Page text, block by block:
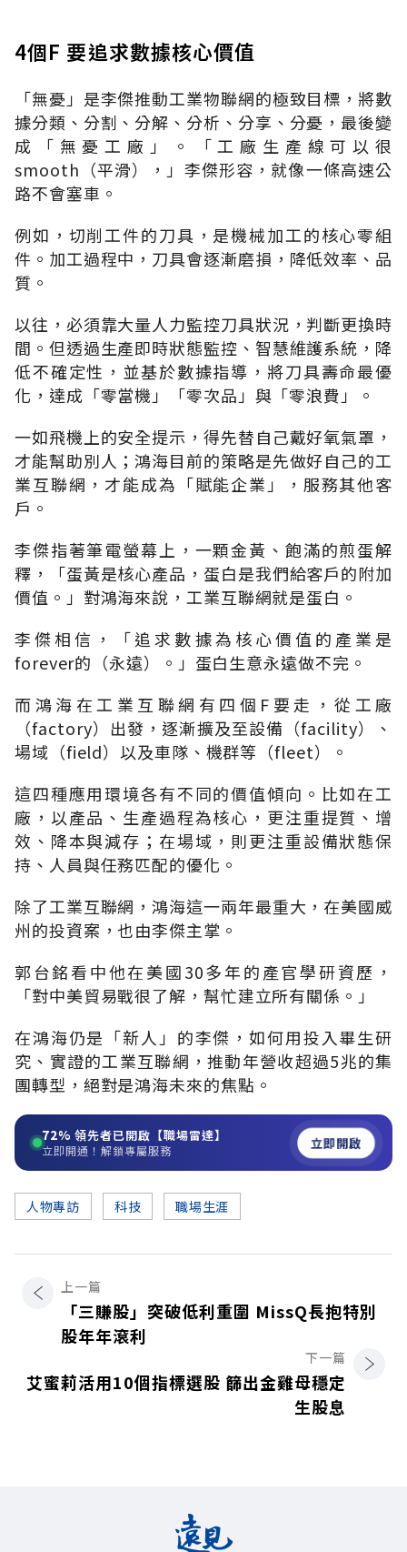
4個F 要追求數據核心價值
「無憂」是李傑推動工業物聯網的極致目標，將數
據分類、分割、分解、分析、分享、分憂，最後變
成「無憂工廠」。「工廠生產線可以很
smooth（平滑），」李傑形容，就像一條高速公
路不會塞車。
例如，切削工件的刀具，是機械加工的核心零組
件。加工過程中，刀具會逐漸磨損，降低效率、品
質。
以往，必須靠大量人力監控刀具狀況，判斷更換時
間。但透過生產即時狀態監控、智慧維護系統，降
低不確定性，並基於數據指導，將刀具壽命最優
化，達成「零當機」「零次品」與「零浪費」。
一如飛機上的安全提示，得先替自己戴好氧氣罩，
才能幫助別人；鴻海目前的策略是先做好自己的工
業互聯網，才能成為「賦能企業」，服務其他客
戶。
李傑指著筆電螢幕上，一顆金黃、飽滿的煎蛋解
釋，「蛋黃是核心產品，蛋白是我們給客戶的附加
價值。」對鴻海來說，工業互聯網就是蛋白。
李傑相信，「追求數據為核心價值的產業是
forever的（永遠）。」蛋白生意永遠做不完。
而鴻海在工業互聯網有四個F要走，從工廠
（factory）出發，逐漸擴及至設備（facility）、
場域（field）以及車隊、機群等（fleet）。
這四種應用環境各有不同的價值傾向。比如在工
廠，以產品、生產過程為核心，更注重提質、增
效、降本與減存；在場域，則更注重設備狀態保
持、人員與任務匹配的優化。
除了工業互聯網，鴻海這一兩年最重大，在美國威
州的投資案，也由李傑主掌。
郭台銘看中他在美國30多年的產官學研資歷，
「對中美貿易戰很了解，幫忙建立所有關係。」
在鴻海仍是「新人」的李傑，如何用投入畢生研
究、實證的工業互聯網，推動年營收超過5兆的集
團轉型，絕對是鴻海未來的焦點。
72% 領先者已開啟【職場雷達】
立即開通！解鎖專屬服務 立即開啟
人物專訪 科技 職場生涯
上一篇
「三賺股」突破低利重圍 MissQ長抱特別
股年年滾利
下一篇
艾蜜莉活用10個指標選股 篩出金雞母穩定
生股息